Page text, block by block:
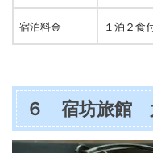
宿泊料金 １泊２食
６ 宿坊旅館